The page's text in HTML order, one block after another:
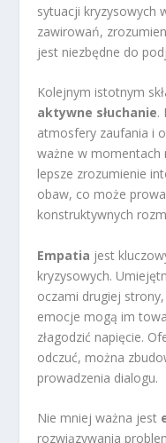
sytuacji kryzysowych
zawirowań,
jest niezbędne do
Kolejnym istotnym
aktywne słuchanie.
atmosfery zaufania i
ważne w momentach
lepsze zrozumienie
obaw, co może
konstruktywnych
Empatia jest
kryzysowych.
oczami drugiej
emocje mogą im
złagodzić napięcie.
odczuć, można
prowadzenia dialogu.
Nie mniej ważna jest
rozwiązywania